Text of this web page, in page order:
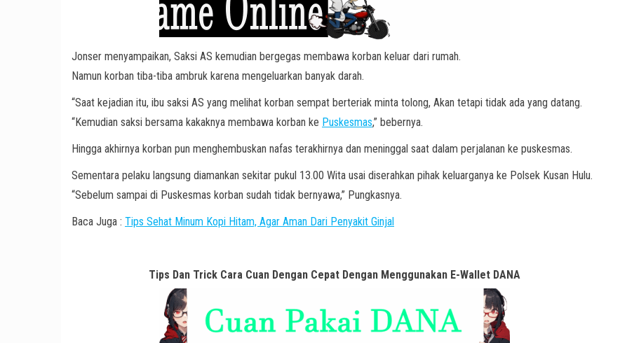
Jonser menyampaikan, Saksi AS kemudian bergegas membawa korban keluar dari rumah.
Namun korban tiba-tiba ambruk karena mengeluarkan banyak darah.
“Saat kejadian itu, ibu saksi AS yang melihat korban sempat berteriak minta tolong, Akan tetapi tidak ada yang datang.
“Kemudian saksi bersama kakaknya membawa korban ke Puskesmas,” bebernya.
Hingga akhirnya korban pun menghembuskan nafas terakhirnya dan meninggal saat dalam perjalanan ke puskesmas.
Sementara pelaku langsung diamankan sekitar pukul 13.00 Wita usai diserahkan pihak keluarganya ke Polsek Kusan Hulu.
“Sebelum sampai di Puskesmas korban sudah tidak bernyawa,” Pungkasnya.
Baca Juga : Tips Sehat Minum Kopi Hitam, Agar Aman Dari Penyakit Ginjal
Tips Dan Trick Cara Cuan Dengan Cepat Dengan Menggunakan E-Wallet DANA